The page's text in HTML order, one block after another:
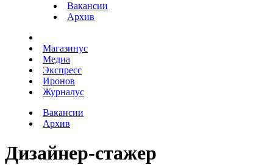
Вакансии
Архив
Магазинус
Медиа
Экспресс
Иронов
Журналус
Вакансии
Архив
Дизайнер-стажер